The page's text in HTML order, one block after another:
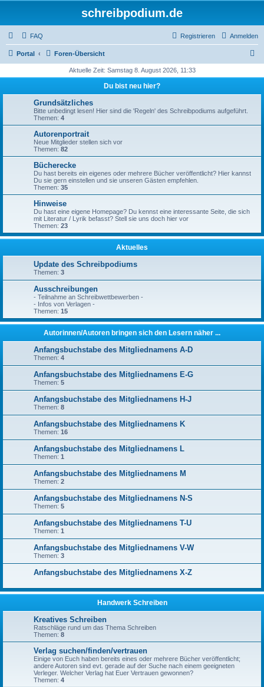
schreibpodium.de
FAQ Anmelden
Registrieren
Portal Foren-Übersicht
h
Aktuelle Zeit: Samstag 8. August 2026, 11:33
Du bist neu hier?
Grundsätzliches
Bitte unbedingt lesen! Hier sind die 'Regeln' des Schreibpodiums aufgeführt.
Themen: 4
Autorenportrait
Neue Mitglieder stellen sich vor
Themen: 82
Bücherecke
Du hast bereits ein eigenes oder mehrere Bücher veröffentlicht? Hier kannst
Du sie gern einstellen und sie unseren Gästen empfehlen.
Themen: 35
Hinweise
Du hast eine eigene Homepage? Du kennst eine interessante Seite, die sich
mit Literatur / Lyrik befasst? Stell sie uns doch hier vor
Themen: 23
Aktuelles
Update des Schreibpodiums
Themen: 3
Ausschreibungen
- Teilnahme an Schreibwettbewerben -
- Infos von Verlagen -
Themen: 15
Autorinnen/Autoren bringen sich den Lesern näher ...
Anfangsbuchstabe des Mitgliednamens A-D
Themen: 4
Anfangsbuchstabe des Mitgliednamens E-G
Themen: 5
Anfangsbuchstabe des Mitgliednamens H-J
Themen: 8
Anfangsbuchstabe des Mitgliednamens K
Themen: 16
Anfangsbuchstabe des Mitgliednamens L
Themen: 1
Anfangsbuchstabe des Mitgliednamens M
Themen: 2
Anfangsbuchstabe des Mitgliednamens N-S
Themen: 5
Anfangsbuchstabe des Mitgliednamens T-U
Themen: 1
Anfangsbuchstabe des Mitgliednamens V-W
Themen: 3
Anfangsbuchstabe des Mitgliednamens X-Z
Handwerk Schreiben
Kreatives Schreiben
Ratschläge rund um das Thema Schreiben
Themen: 8
Verlag suchen/finden/vertrauen
Einige von Euch haben bereits eines oder mehrere Bücher veröffentlicht;
andere Autoren sind evt. gerade auf der Suche nach einem geeigneten
Verleger. Welcher Verlag hat Euer Vertrauen gewonnen?
Themen: 4